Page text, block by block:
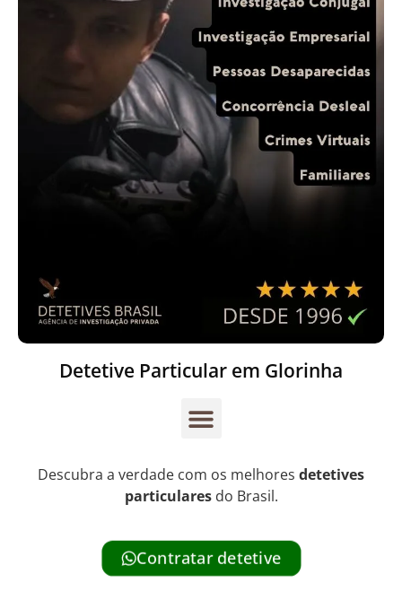
Detetive Particular em Glorinha
Descubra a verdade com os melhores detetives
particularesdo Brasil.
Contratar detetive